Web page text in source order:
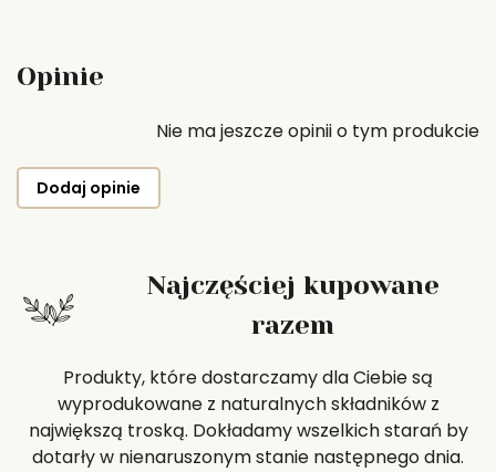
Opinie
Nie ma jeszcze opinii o tym produkcie
Dodaj opinie
Najczęściej kupowane
razem
Produkty, które dostarczamy dla Ciebie są
wyprodukowane z naturalnych składników z
największą troską. Dokładamy wszelkich starań by
dotarły w nienaruszonym stanie następnego dnia.